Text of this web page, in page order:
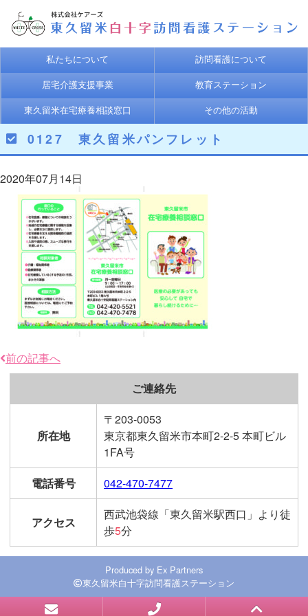
私たちについて 訪問看護について
居宅介護支援事業 教育ステーション
東久留米在宅療養相談窓口 その他の活動
0127 東久留米パンフレット
2020年07月14日
前の記事へ
ご連絡先
所在地
〒203-0053
東京都東久留米市本町2-2-5 本町ビル
1FA号
電話番号
042-470-7477
アクセス
西武池袋線「東久留米駅西口」より徒
歩5分
Produced by Ex Partners
東久留米白十字訪問看護ステーション